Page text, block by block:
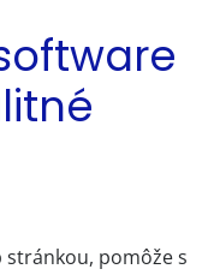
stránkou, pomôže s